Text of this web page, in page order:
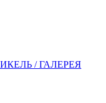
/ ГАЛЕРЕЯ